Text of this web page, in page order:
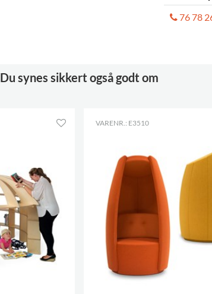
Vertikal
Tekniske
76 78
Du synes sikkert også godt om
VARENR.: E3510